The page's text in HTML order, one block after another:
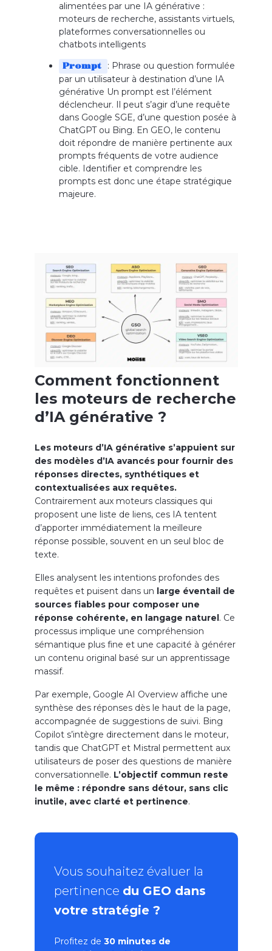
alimentées par une IA générative :
moteurs de recherche, assistants virtuels,
plateformes conversationnelles ou
chatbots intelligents
Prompt
: Phrase ou question formulée
par un utilisateur à destination d’une IA
générative Un prompt est l’élément
déclencheur. Il peut s’agir d’une requête
dans Google SGE, d’une question posée à
ChatGPT ou Bing. En GEO, le contenu
doit répondre de manière pertinente aux
prompts fréquents de votre audience
cible. Identifier et comprendre les
prompts est donc une étape stratégique
majeure.
Comment fonctionnent
les moteurs de recherche
d’IA générative ?
Les moteurs d’IA générative s’appuient sur
des modèles d’IA avancés pour fournir des
réponses directes, synthétiques et
contextualisées aux requêtes.
Contrairement aux moteurs classiques qui
proposent une liste de liens, ces IA tentent
d’apporter immédiatement la meilleure
réponse possible, souvent en un seul bloc de
texte.
Elles analysent les intentions profondes des
requêtes et puisent dans un large éventail de
sources fiables pour composer une
réponse cohérente, en langage naturel . Ce
processus implique une compréhension
sémantique plus fine et une capacité à générer
un contenu original basé sur un apprentissage
massif.
Par exemple, Google AI Overview affiche une
synthèse des réponses dès le haut de la page,
accompagnée de suggestions de suivi. Bing
Copilot s’intègre directement dans le moteur,
tandis que ChatGPT et Mistral permettent aux
utilisateurs de poser des questions de manière
conversationnelle. L’objectif commun reste
le même : répondre sans détour, sans clic
inutile, avec clarté et pertinence.
Vous souhaitez évaluer la
pertinence du GEO dans
votre stratégie ?
Profitez de 30 minutes de